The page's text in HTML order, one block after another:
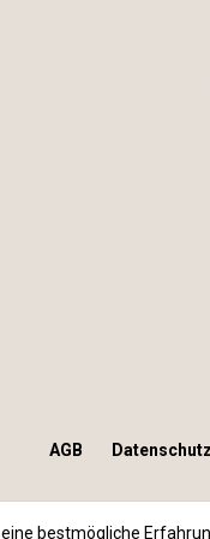
AGB
Datenschutz
bestmögliche